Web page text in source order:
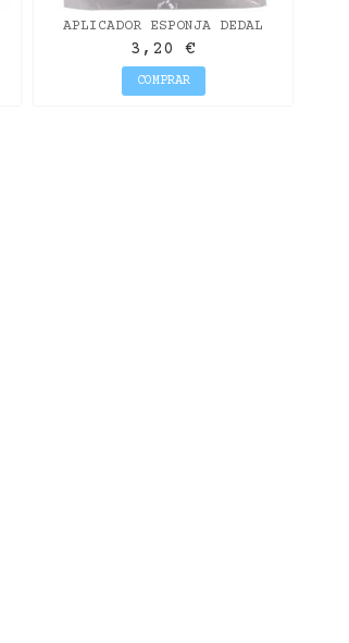
APLICADOR ESPONJA DEDAL
PACK DE 3 UNIDADES ARTIS
DECOR
3,20 €
COMPRAR